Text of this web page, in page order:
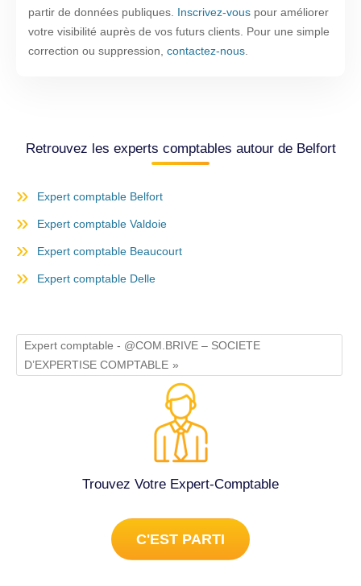
partir de données publiques. Inscrivez-vous pour améliorer
votre visibilité auprès de vos futurs clients. Pour une simple
correction ou suppression, contactez-nous
Retrouvez les experts comptables autour de Belfort
Expert comptable Belfort
Expert comptable Valdoie
Expert comptable Beaucourt
Expert comptable Delle
Expert comptable - @COM.BRIVE – SOCIETE
D’EXPERTISE COMPTABLE
Trouvez Votre Expert-Comptable
C'EST PARTI